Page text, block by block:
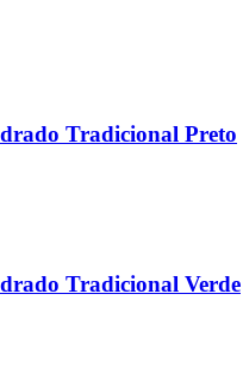
Tradicional Preto
Tradicional Verde